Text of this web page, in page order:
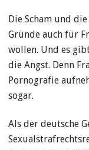
Die Scham und
Gründe auch für
wollen. Und es
die Angst. Denn
Pornografie
sogar.
Als der deutsche